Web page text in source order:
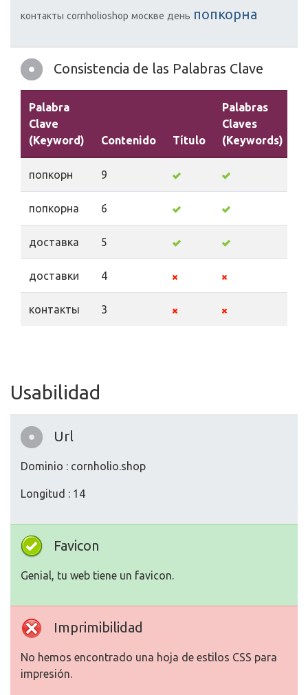
контакты cornholioshop москве день попкорна
Consistencia de las Palabras Clave
Palabra
Clave
(Keyword)
Contenido Título
Palabras
Claves
(Keywords)
попкорн 9
попкорна 6
доставка 5
доставки 4
контакты 3
Usabilidad
Url
Dominio : cornholio.shop
Longitud : 14
Favicon
Genial, tu web tiene un favicon.
Imprimibilidad
No hemos encontrado una hoja de estilos CSS para
impresión.